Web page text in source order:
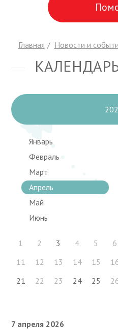
Главная Новости и
Январь
Февраль
Март
Апрель
Май
Июнь
1 2 3 4 5 6
11
12 13 14 15
21
22 23 24 25
7 апреля 2026